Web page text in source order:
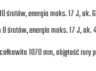
śrutów, energia maks. 17 J, ok.
śrutów, energia maks. 17 J,
1070 mm, objętość